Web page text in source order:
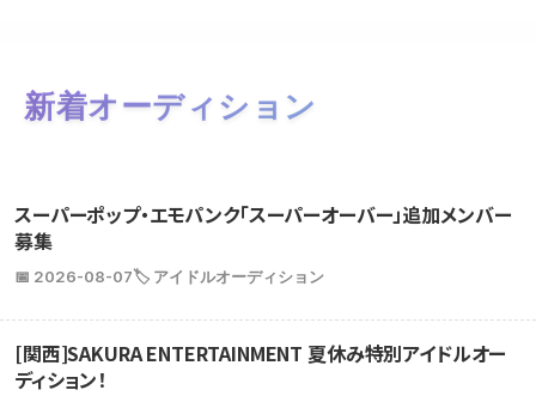
新着オーディション
スーパーポップ・エモパンク「スーパーオーバー」追加メンバー
募集
📅 2026-08-07🏷️ アイドルオーディション
[関西]SAKURA ENTERTAINMENT 夏休み特別アイドルオー
ディション！